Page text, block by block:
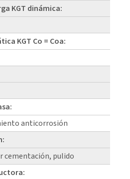
KGT dinámica:
KGT Co = Coa:
anticorrosión
cementación, pulido